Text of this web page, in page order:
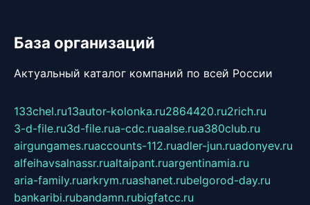
База организаций
Актуальный каталог компаний по всей России
133chel.ru13autor-kolonka.ru2864420.ru2rich.ru
3-d-file.ru3d-file.rua-cdc.ruaalse.rua380club.ru
airgungames.ruaccounts-112.ruadler-jun.ruadonyev.ru
alfeihavsalnassr.rualtaipant.ruargentinamia.ru
aria-family.ruarkrym.ruashanet.rubelgorod-day.ru
bankaribi.rubandamn.rubigfatcc.ru